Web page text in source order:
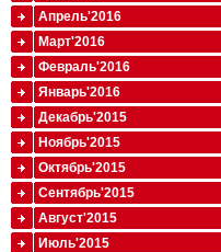
Апрель'2016
Март'2016
Февраль'2016
Январь'2016
Декабрь'2015
Ноябрь'2015
Октябрь'2015
Сентябрь'2015
Август'2015
Июль'2015